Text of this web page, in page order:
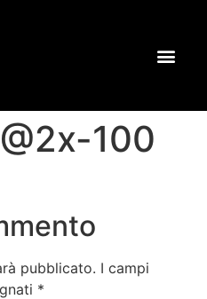
100
pubblicato. I campi
*